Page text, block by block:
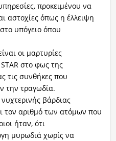
προκειμένου να
αστοχίες όπως η έλλειψη
υπόγειο όπου
οι μαρτυρίες
στο φως της
τις συνθήκες που
την τραγωδία.
βάρδιας
τον αριθμό των ατόμων που
ήταν, ότι
μυρωδιά χωρίς να